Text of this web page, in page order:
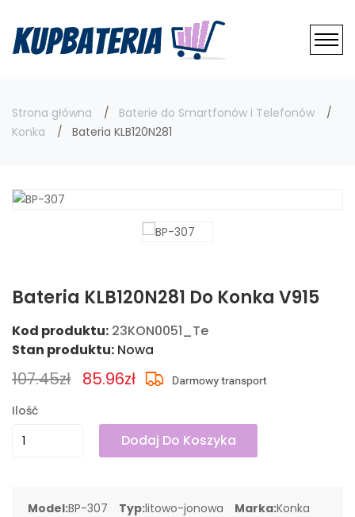
Strona główna
Baterie do Smartfonów i Telefonów
Konka
Bateria KLB120N281
Bateria KLB120N281 Do Konka V915
Kod produktu: 23KON0051_Te
Stan produktu: Nowa
107.45zł 85.96zł
Ilość
Dodaj Do Koszyka
Model:BP-307 Typ:litowo-jonowa Marka:Konka